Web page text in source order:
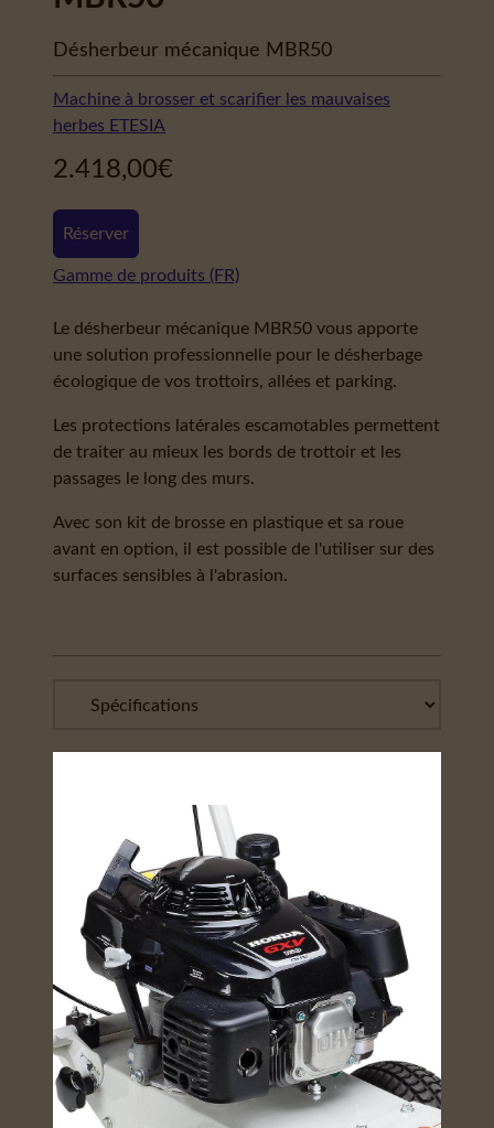
Désherbeur mécanique MBR50
Machine à brosser et scarifier les mauvaises
herbes ETESIA
2.418,00€
Réserver
Gamme de produits (FR)
Le désherbeur mécanique MBR50 vous apporte
une solution professionnelle pour le désherbage
écologique de vos trottoirs, allées et parking.
Les protections latérales escamotables permettent
de traiter au mieux les bords de trottoir et les
passages le long des murs.
Avec son kit de brosse en plastique et sa roue
avant en option, il est possible de l'utiliser sur des
surfaces sensibles à l'abrasion.